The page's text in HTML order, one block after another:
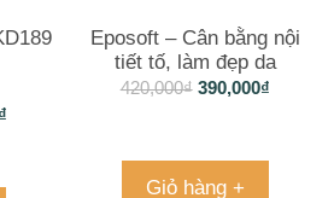
₫
Eposoft – Cân bằng nội
tiết tố, làm đẹp da
420,000₫ 390,000₫
Giỏ hàng +